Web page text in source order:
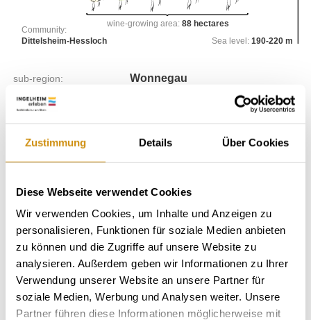
Zustimmung Details Über Cookies
Diese Webseite verwendet Cookies
Wir verwenden Cookies, um Inhalte und Anzeigen zu
personalisieren, Funktionen für soziale Medien anbieten
zu können und die Zugriffe auf unsere Website zu
analysieren. Außerdem geben wir Informationen zu Ihrer
Verwendung unserer Website an unsere Partner für
soziale Medien, Werbung und Analysen weiter. Unsere
Partner führen diese Informationen möglicherweise mit
wine-growing area:88 hectares
Community:
Dittelsheim-Hessloch
Sea level: 190-220 m
sub-region: Wonnegau
collective vineyard site:
single vineyard site: Edle Weingärten
village: Hessloch
soil types
LOESS / PARARENDZINA
Explore the area